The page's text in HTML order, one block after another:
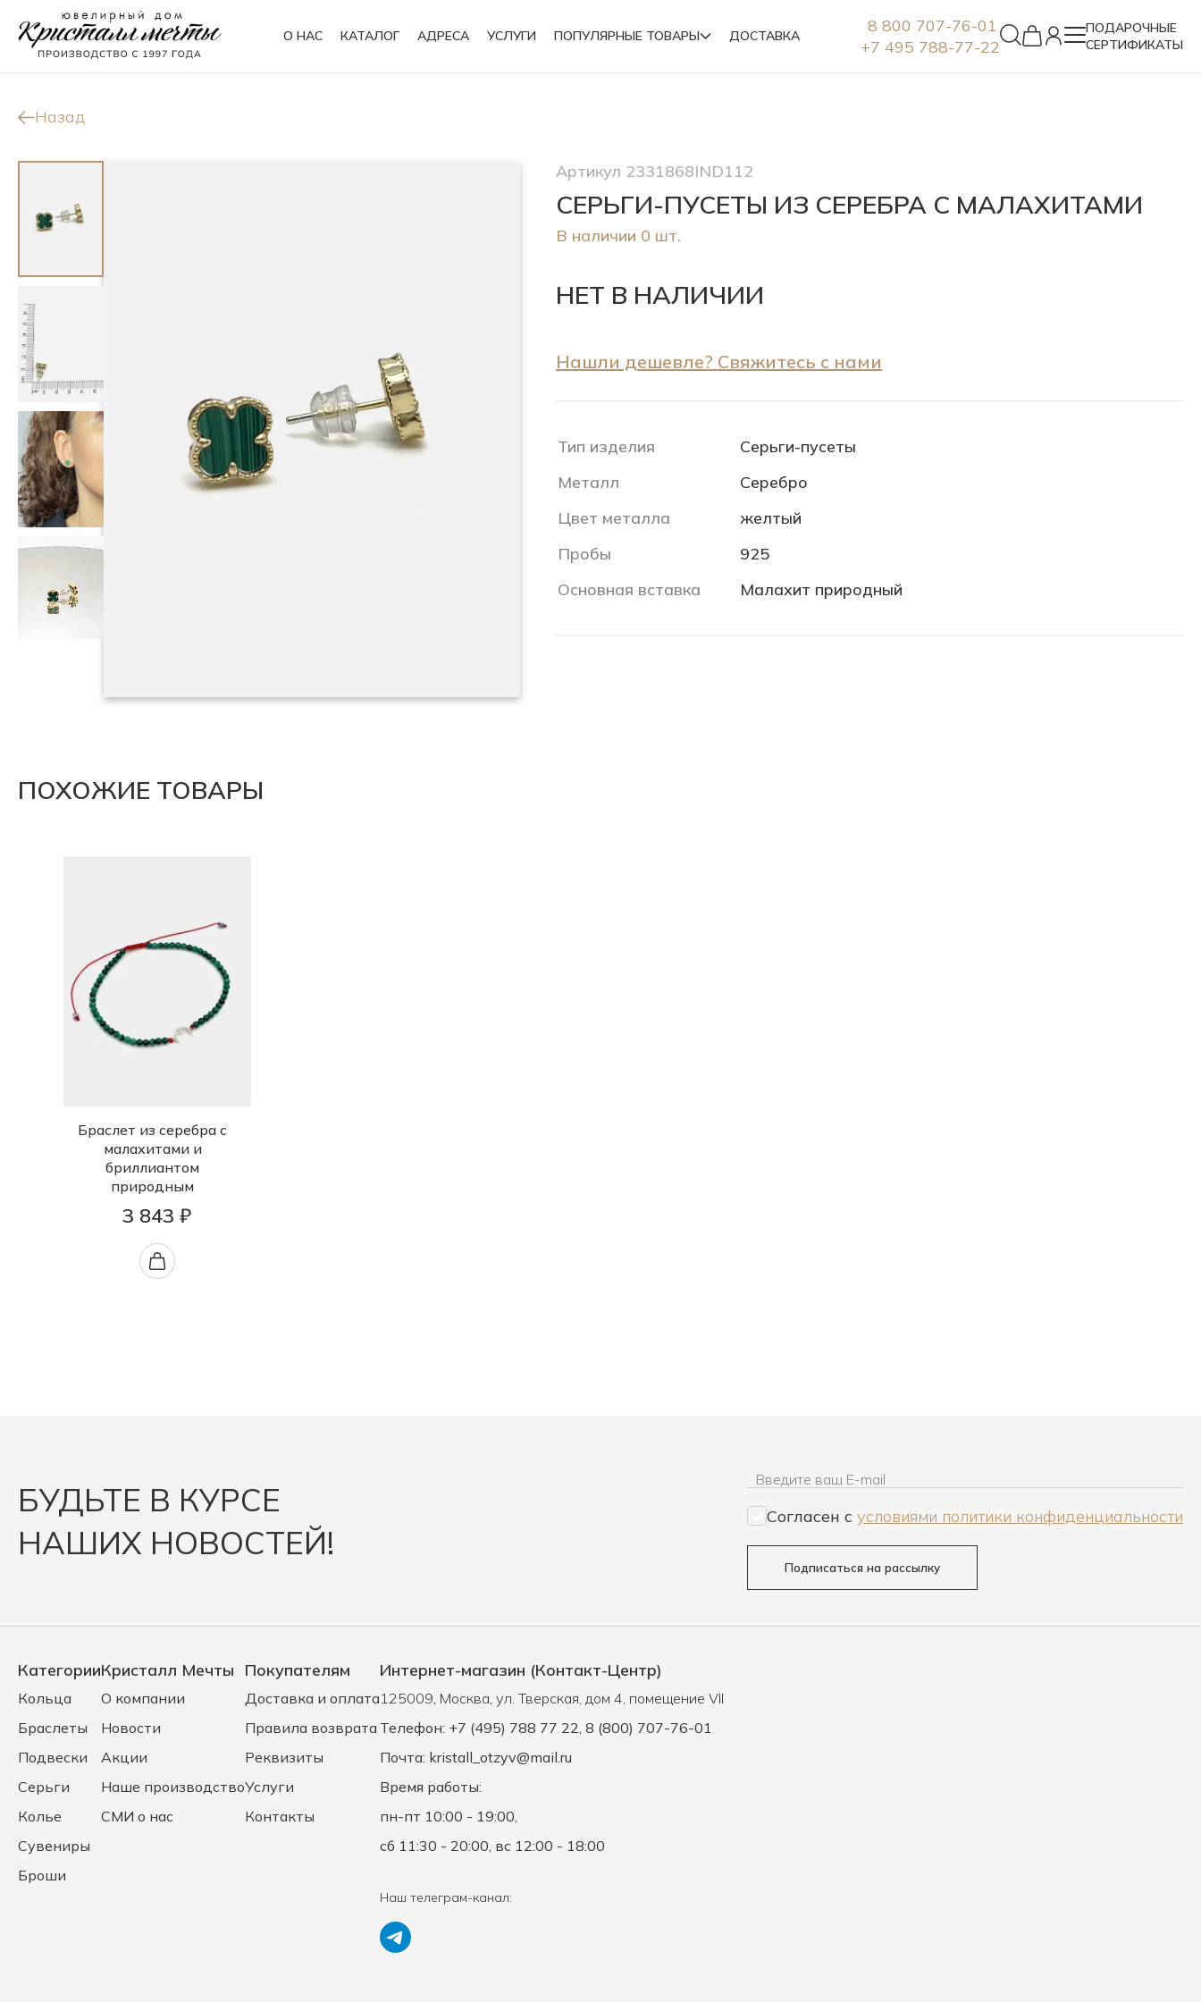
О НАС КАТАЛОГ АДРЕСА УСЛУГИ ПОПУЛЯРНЫЕ ТОВАРЫ ДОСТАВКА
8 800 707-76-01
+7 495 788-77-22
ПОДАРОЧНЫЕ
СЕРТИФИКАТЫ
Кольца
Броши
Назад
Артикул 2331868IND112
СЕРЬГИ-ПУСЕТЫ ИЗ СЕРЕБРА С МАЛАХИТАМИ
В наличии 0 шт.
НЕТ В НАЛИЧИИ
Нашли дешевле? Свяжитесь с нами
Тип изделия
Серьги-пусеты
Металл
Серебро
Цвет металла
желтый
Пробы
925
Основная вставка
Малахит природный
ПОХОЖИЕ ТОВАРЫ
Браслет из серебра с
малахитами и
бриллиантом
природным
3 843 ₽
БУДЬТЕ В КУРСЕ
НАШИХ НОВОСТЕЙ!
Введите ваш E-mail
Согласен c условиями политики конфиденциальности
Подписаться на рассылку
Категории
Кольца
Браслеты
Подвески
Серьги
Колье
Сувениры
Броши
Кристалл Мечты
О компании
Новости
Акции
Наше производство
СМИ о нас
Покупателям
Доставка и оплата
Правила возврата
Реквизиты
Услуги
Контакты
Интернет-магазин (Контакт-Центр)
125009, Москва, ул. Тверская, дом 4, помещение VII
Телефон: +7 (495) 788 77 22, 8 (800) 707-76-01
Почта: kristall_otzyv@mail.ru
Время работы:
пн-пт 10:00 - 19:00,
сб 11:30 - 20:00, вс 12:00 - 18:00
Наш телеграм-канал: